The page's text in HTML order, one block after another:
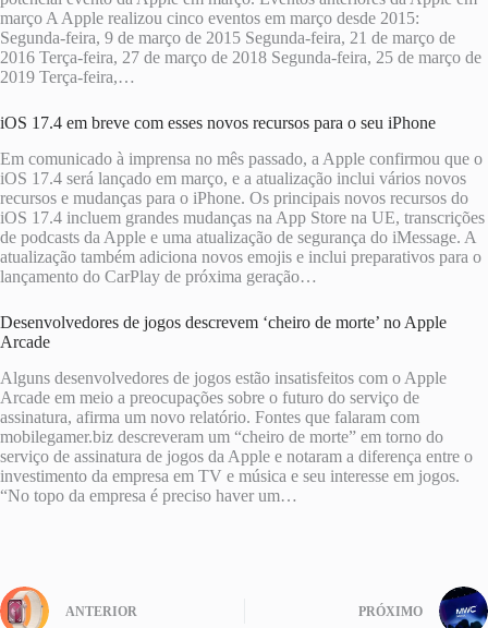
março A Apple realizou cinco eventos em março desde 2015:
Segunda-feira, 9 de março de 2015 Segunda-feira, 21 de março de
2016 Terça-feira, 27 de março de 2018 Segunda-feira, 25 de março de
2019 Terça-feira,…
iOS 17.4 em breve com esses novos recursos para o seu iPhone
Em comunicado à imprensa no mês passado, a Apple confirmou que o
iOS 17.4 será lançado em março, e a atualização inclui vários novos
recursos e mudanças para o iPhone. Os principais novos recursos do
iOS 17.4 incluem grandes mudanças na App Store na UE, transcrições
de podcasts da Apple e uma atualização de segurança do iMessage. A
atualização também adiciona novos emojis e inclui preparativos para o
lançamento do CarPlay de próxima geração…
Desenvolvedores de jogos descrevem ‘cheiro de morte’ no Apple
Arcade
Alguns desenvolvedores de jogos estão insatisfeitos com o Apple
Arcade em meio a preocupações sobre o futuro do serviço de
assinatura, afirma um novo relatório. Fontes que falaram com
mobilegamer.biz descreveram um “cheiro de morte” em torno do
serviço de assinatura de jogos da Apple e notaram a diferença entre o
investimento da empresa em TV e música e seu interesse em jogos.
“No topo da empresa é preciso haver um…
ANTERIOR PRÓXIMO